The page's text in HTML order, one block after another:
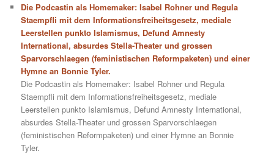
Die Podcastin als Homemaker: Isabel Rohner und Regula
Staempfli mit dem Informationsfreiheitsgesetz, mediale
Leerstellen punkto Islamismus, Defund Amnesty
International, absurdes Stella-Theater und grossen
Sparvorschlaegen (feministischen Reformpaketen) und einer
Hymne an Bonnie Tyler.
Die Podcastin als Homemaker: Isabel Rohner und Regula
Staempfli mit dem Informationsfreiheitsgesetz, mediale
Leerstellen punkto Islamismus, Defund Amnesty International,
absurdes Stella-Theater und grossen Sparvorschlaegen
(feministischen Reformpaketen) und einer Hymne an Bonnie
Tyler.